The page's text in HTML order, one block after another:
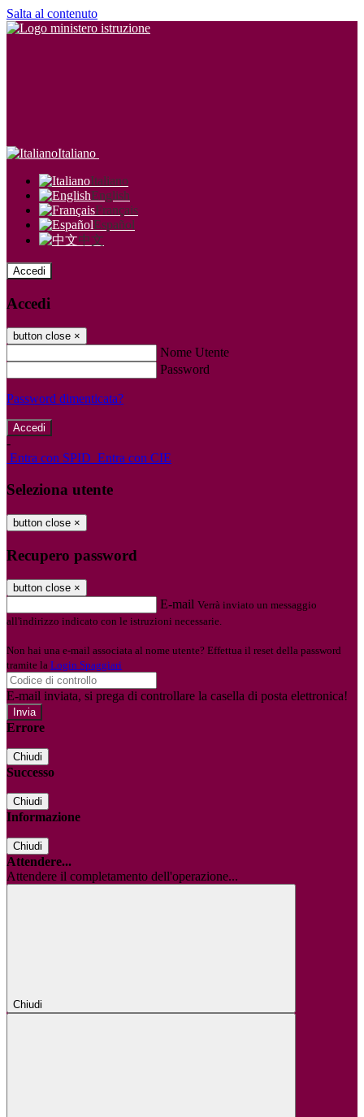
Salta al contenuto
Italiano
Italiano
English
Français
Español
中文
Accedi
Accedi
button close ×
Nome Utente
Password
Password dimenticata?
-
Entra con SPID Entra con CIE
Seleziona utente
button close ×
Recupero password
button close ×
E-mail Verrà inviato un messaggio
all'indirizzo indicato con le istruzioni necessarie.
Non hai una e-mail associata al nome utente? Effettua il reset della password
tramite la Login Spaggiari
E-mail inviata, si prega di controllare la casella di posta elettronica!
Errore
Chiudi
Successo
Chiudi
Informazione
Chiudi
Attendere...
Attendere il completamento dell'operazione...
Chiudi